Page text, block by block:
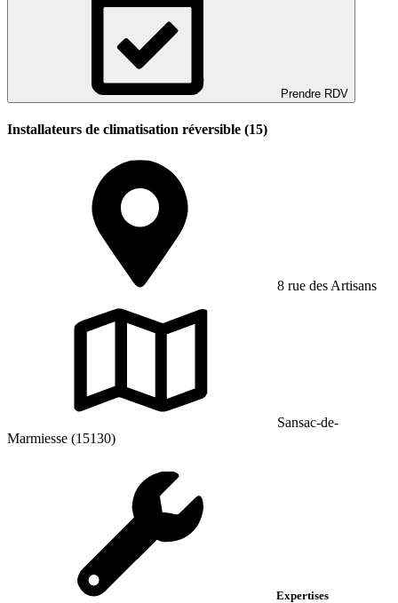
Prendre RDV
Installateurs de climatisation réversible (15)
8 rue des Artisans
Sansac-de-
Marmiesse (15130)
Expertises